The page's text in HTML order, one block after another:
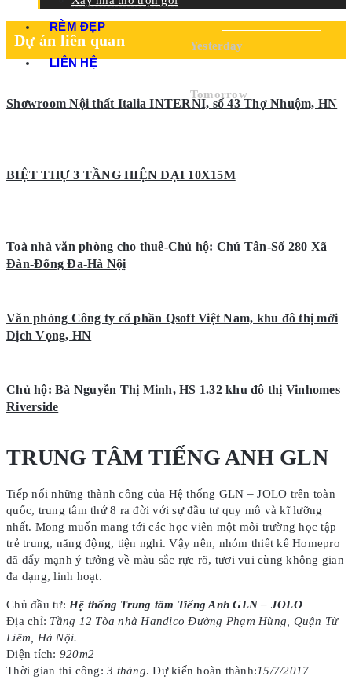
RÈM ĐẸP
LIÊN HỆ
Dự án liên quan
Showroom Nội thất Italia INTERNI, số 43 Thợ Nhuộm, HN
BIỆT THỰ 3 TẦNG HIỆN ĐẠI 10X15M
Toà nhà văn phòng cho thuê-Chủ hộ: Chú Tân-Số 280 Xã
Đàn-Đống Đa-Hà Nộị
Văn phòng Công ty cổ phần Qsoft Việt Nam, khu đô thị mới
Dịch Vọng, HN
Chủ hộ: Bà Nguyễn Thị Minh, HS 1.32 khu đô thị Vinhomes
Riverside
TRUNG TÂM TIẾNG ANH GLN
Tiếp nối những thành công của Hệ thống GLN – JOLO trên toàn
quốc, trung tâm thứ 8 ra đời với sự đầu tư quy mô và kĩ lưỡng
nhất. Mong muốn mang tới các học viên một môi trường học tập
trẻ trung, năng động, tiện nghi. Vậy nên, nhóm thiết kế Homepro
đã đẩy mạnh ý tưởng về màu sắc rực rõ, tươi vui cùng không gian
đa dạng, linh hoạt.
Chủ đầu tư: Hệ thống Trung tâm Tiếng Anh GLN – JOLO
Địa chỉ: Tầng 12 Tòa nhà Handico Đường Phạm Hùng, Quận Từ
Liêm, Hà Nội.
Diện tích: 920m2
Thời gian thi công: 3 tháng. Dự kiến hoàn thành:15/7/2017
Yesterday
Tomorrow